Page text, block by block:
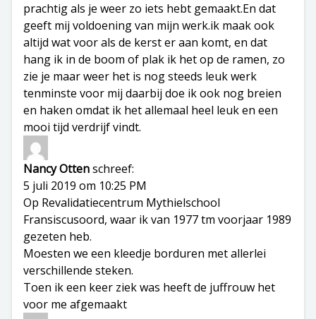
prachtig als je weer zo iets hebt gemaakt.En dat
geeft mij voldoening van mijn werk.ik maak ook
altijd wat voor als de kerst er aan komt, en dat
hang ik in de boom of plak ik het op de ramen, zo
zie je maar weer het is nog steeds leuk werk
tenminste voor mij daarbij doe ik ook nog breien
en haken omdat ik het allemaal heel leuk en een
mooi tijd verdrijf vindt.
Nancy Ottenschreef:
5 juli 2019 om 10:25 PM
Op Revalidatiecentrum Mythielschool
Fransiscusoord, waar ik van 1977 tm voorjaar 1989
gezeten heb.
Moesten we een kleedje borduren met allerlei
verschillende steken.
Toen ik een keer ziek was heeft de juffrouw het
voor me afgemaakt